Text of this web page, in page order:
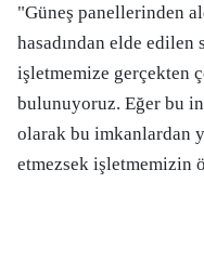
"Güneş panellerinden
hasadından elde edilen
işletmemize gerçekten
bulunuyoruz. Eğer bu
olarak bu imkanlardan
etmezsek işletmemizin